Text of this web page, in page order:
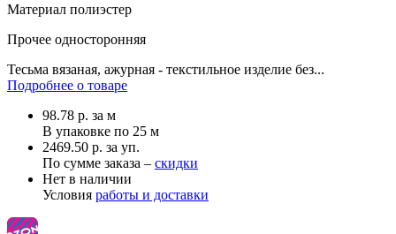
Материал полиэстер
Прочее односторонняя
Тесьма вязаная, ажурная - текстильное изделие без...
Подробнее о товаре
98.78 р. за м
В упаковке по 25 м
2469.50 р. за уп.
По сумме заказа – скидки
Нет в наличии
Условия работы и доставки